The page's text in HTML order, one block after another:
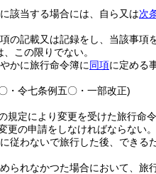
該当する場合には、自ら又は次
の記載又は記録をし、当該事項
この限りでない。
かに旅行命令簿に同項に定める
・令七条例五〇・一部改正)
規定により変更を受けた旅行命
の申請をしなければならない。
従わないで旅行した後、できる
られなかつた場合において、旅